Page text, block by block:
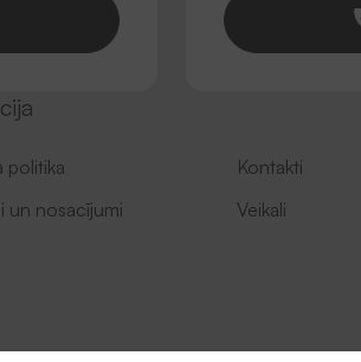
politika Kontakti
un nosacījumi
Veikali